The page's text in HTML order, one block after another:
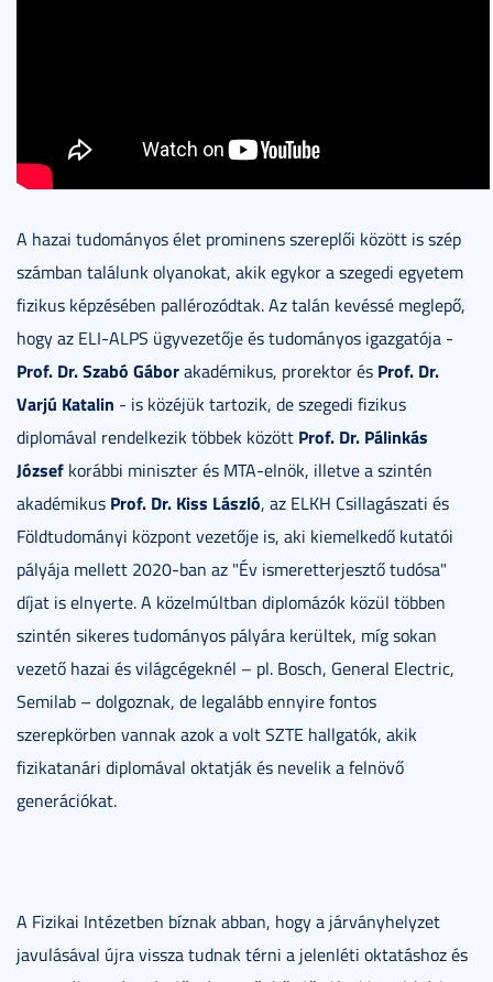
A hazai tudományos élet prominens szereplői között is szép
számban találunk olyanokat, akik egykor a szegedi egyetem
fizikus képzésében pallérozódtak. Az talán kevéssé meglepő,
hogy az ELI-ALPS ügyvezetője és tudományos igazgatója -
Prof. Dr. Szabó Gáborakadémikus, prorektor és Prof. Dr.
Varjú Katalin - is közéjük tartozik, de szegedi fizikus
diplomával rendelkezik többek között Prof. Dr. Pálinkás
József korábbi miniszter és MTA-elnök, illetve a szintén
akadémikus Prof. Dr. Kiss László, az ELKH Csillagászati és
Földtudományi központ vezetője is, aki kiemelkedő kutatói
pályája mellett 2020-ban az "Év ismeretterjesztő tudósa"
díjat is elnyerte. A közelmúltban diplomázók közül többen
szintén sikeres tudományos pályára kerültek, míg sokan
vezető hazai és világcégeknél – pl. Bosch, General Electric,
Semilab – dolgoznak, de legalább ennyire fontos
szerepkörben vannak azok a volt SZTE hallgatók, akik
fizikatanári diplomával oktatják és nevelik a felnövő
generációkat.
A Fizikai Intézetben bíznak abban, hogy a járványhelyzet
javulásával újra vissza tudnak térni a jelenléti oktatáshoz és